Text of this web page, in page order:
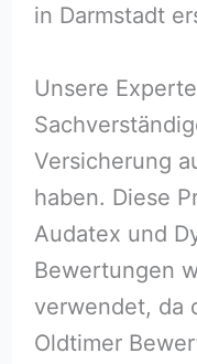
in Darmstadt
Unsere
Versicherung
haben. Diese
Audatex und
Bewertungen
verwendet, da
Oldtimer